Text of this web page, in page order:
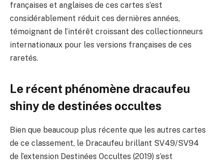
françaises et anglaises de ces cartes s’est
considérablement réduit ces dernières années,
témoignant de l’intérêt croissant des collectionneurs
internationaux pour les versions françaises de ces
raretés.
Le récent phénomène dracaufeu
shiny de destinées occultes
Bien que beaucoup plus récente que les autres cartes
de ce classement, le Dracaufeu brillant SV49/SV94
de l’extension Destinées Occultes (2019) s’est